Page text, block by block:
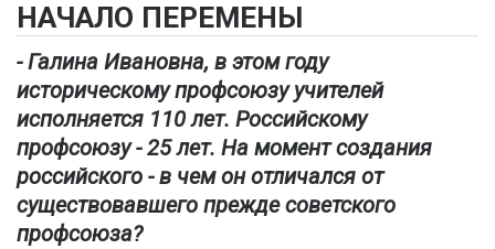
НАЧАЛО ПЕРЕМЕНЫ
- Галина Ивановна, в этом году
историческому профсоюзу учителей
исполняется 110 лет. Российскому
профсоюзу - 25 лет. На момент создания
российского - в чем он отличался от
существовавшего прежде советского
профсоюза?